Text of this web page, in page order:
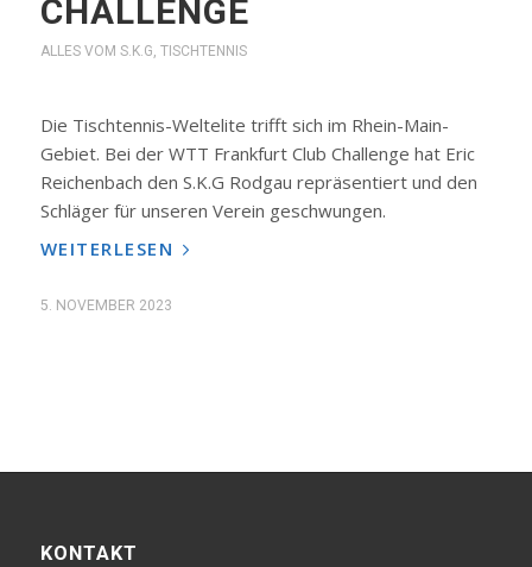
CHALLENGE
ALLES VOM S.K.G, TISCHTENNIS
Die Tischtennis-Weltelite trifft sich im Rhein-Main-
Gebiet. Bei der WTT Frankfurt Club Challenge hat Eric
Reichenbach den S.K.G Rodgau repräsentiert und den
Schläger für unseren Verein geschwungen.
WEITERLESEN
5. NOVEMBER 2023
KONTAKT